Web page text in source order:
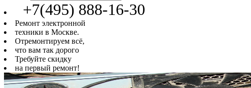
+7(495) 888-16-30
Ремонт электронной
техники в Москве.
Отремонтируем всё,
что вам так дорого
Требуйте скидку
на первый ремонт!